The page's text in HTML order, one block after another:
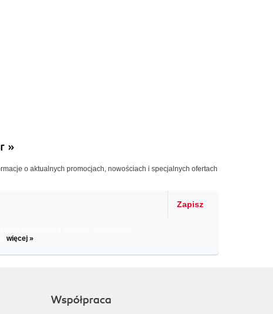
»
o aktualnych promocjach, nowościach i specjalnych ofertach
Zapisz
więcej »
Współpraca